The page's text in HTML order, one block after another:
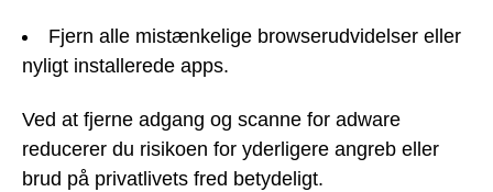
Fjern alle mistænkelige browserudvidelser eller
nyligt installerede apps.
Ved at fjerne adgang og scanne for adware
reducerer du risikoen for yderligere angreb eller
brud på privatlivets fred betydeligt.